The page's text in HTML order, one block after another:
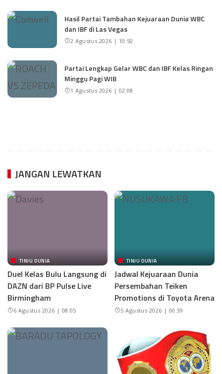
Hasil Partai Tambahan Kejuaraan Dunia WBC
dan IBF di Las Vegas
2 Agustus 2026 | 10:50
Partai Lengkap Gelar WBC dan IBF Kelas Ringan
Minggu Pagi WIB
1 Agustus 2026 | 02:08
JANGAN LEWATKAN
TINJU DUNIA
Duel Kelas Bulu Langsung di
DAZN dari BP Pulse Live
Birmingham
6 Agustus 2026 | 08:05
TINJU DUNIA
Jadwal Kejuaraan Dunia
Persembahan Teiken
Promotions di Toyota Arena
5 Agustus 2026 | 00:39